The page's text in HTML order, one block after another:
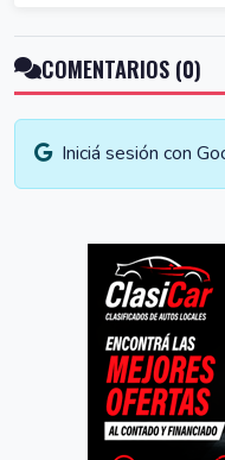
COMENTARIOS (0)
Iniciá sesión con